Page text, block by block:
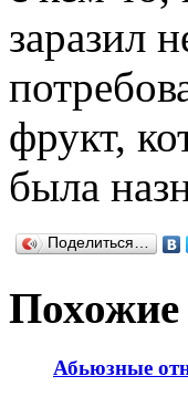
заразил
фрукт,
была
Поделиться…
Похожие
Абьюзные